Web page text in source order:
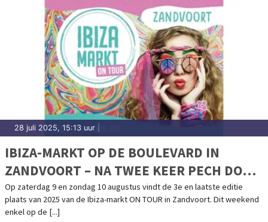
28 juli 2025, 15:13 uur
IBIZA-MARKT OP DE BOULEVARD IN
ZANDVOORT – NA TWEE KEER PECH DOOR
HET WEER GAAN WE VOOR EEN LAATSTE
MOOI WEEKEND!
Op zaterdag 9 en zondag 10 augustus vindt de 3e en laatste editie
plaats van 2025 van de Ibiza-markt ON TOUR in Zandvoort. Dit weekend
enkel op de [...]